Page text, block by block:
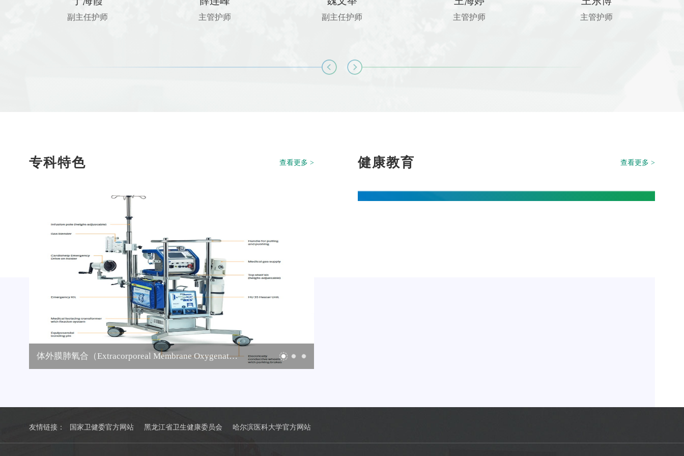
副主任护师 主管护师 副主任护师 主管护师 主管护师
专科特色 查看更多 >
体外膜肺氧合（Extracorporeal Membrane Oxygenation，ECMO）
健康教育 查看更多 >
友情链接： 国家卫健委官方网站 黑龙江省卫生健康委员会 哈尔滨医科大学官方网站